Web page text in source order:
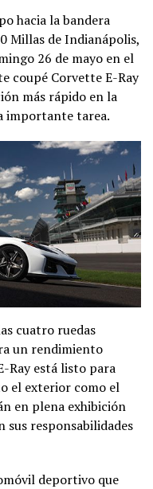
hacia la bandera
Millas de Indianápolis,
26 de mayo en el
coupé Corvette E-Ray
más rápido en la
importante tarea.
cuatro ruedas
un rendimiento
Ray está listo para
el exterior como el
en plena exhibición
responsabilidades
deportivo que